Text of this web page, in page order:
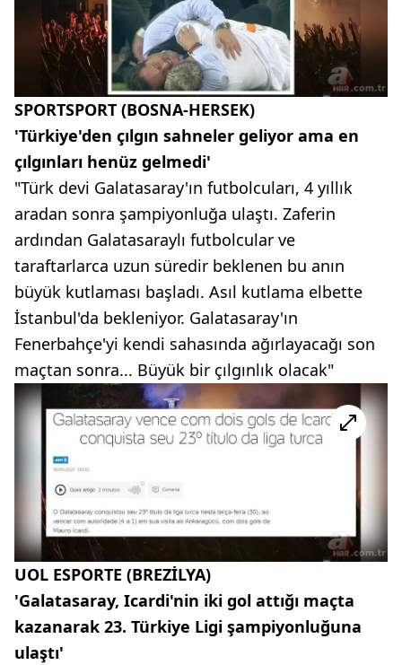
SPORTSPORT (BOSNA-HERSEK)
'Türkiye'den çılgın sahneler geliyor ama en
çılgınları henüz gelmedi'
"Türk devi Galatasaray'ın futbolcuları, 4 yıllık
aradan sonra şampiyonluğa ulaştı. Zaferin
ardından Galatasaraylı futbolcular ve
taraftarlarca uzun süredir beklenen bu anın
büyük kutlaması başladı. Asıl kutlama elbette
İstanbul'da bekleniyor. Galatasaray'ın
Fenerbahçe'yi kendi sahasında ağırlayacağı son
maçtan sonra... Büyük bir çılgınlık olacak"
UOL ESPORTE (BREZİLYA)
'Galatasaray, Icardi'nin iki gol attığı maçta
kazanarak 23. Türkiye Ligi şampiyonluğuna
ulaştı'